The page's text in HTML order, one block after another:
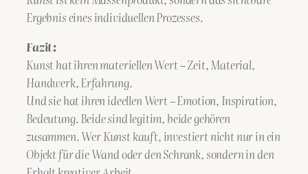
Ergebnis eines individuellen Prozesses.
Fazit:
Kunst hat ihren materiellen Wert – Zeit, Material,
Handwerk, Erfahrung.
Und sie hat ihren ideellen Wert – Emotion, Inspiration,
Bedeutung. Beide sind legitim, beide gehören
zusammen. Wer Kunst kauft, investiert nicht nur in ein
Objekt für die Wand oder den Schrank, sondern in den